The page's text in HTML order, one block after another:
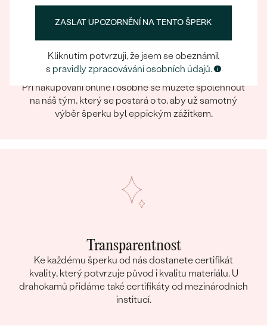
Eppický zážitek
Při nakupování online i osobně se můžete spolehnout
na náš tým, který se postará o to, aby už samotný
výběr šperku byl eppickým zážitkem.
Transparentnost
Ke každému šperku od nás dostanete certifikát
kvality, který potvrzuje původ i kvalitu materiálu. U
drahokamů přidáme také certifikáty od mezinárodních
institucí.
ZASLAT UPOZORNĚNÍ NA TENTO ŠPERK
Kliknutím potvrzuji, že jsem se obeznámil
s pravidly zpracovávání osobních údajů.